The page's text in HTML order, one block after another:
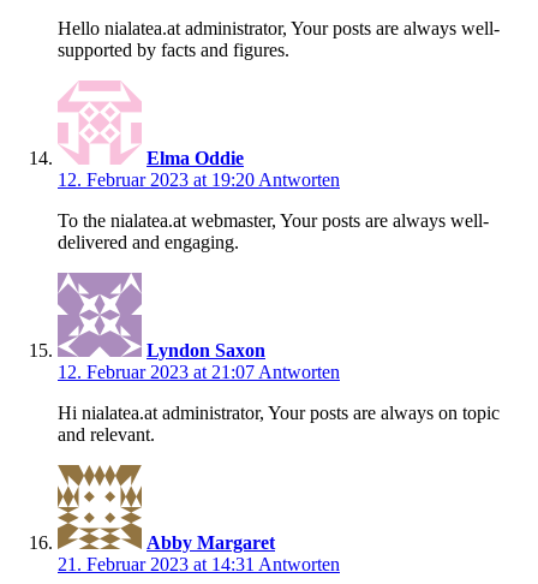
Hello nialatea.at administrator, Your posts are always well-
supported by facts and figures.
Elma Oddie
12. Februar 2023 at 19:20Antworten
To the nialatea.at webmaster, Your posts are always well-
delivered and engaging.
Lyndon Saxon
12. Februar 2023 at 21:07Antworten
Hi nialatea.at administrator, Your posts are always on topic
and relevant.
Abby Margaret
21. Februar 2023 at 14:31 Antworten